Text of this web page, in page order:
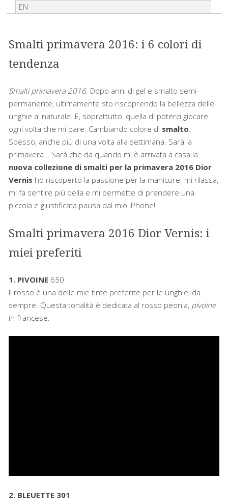
EN
Smalti primavera 2016: i 6 colori di
tendenza
Smalti primavera 2016. Dopo anni di gel e smalto semi-
permanente, ultimamente sto riscoprendo la bellezza delle
unghie al naturale. E, soprattutto, quella di poterci giocare
ogni volta che mi pare. Cambiando colore di smalto.
Spesso, anche più di una volta alla settimana. Sarà la
primavera… Sarà che da quando mi è arrivata a casa la
nuova collezione di smalti per la primavera 2016 Dior
Vernis ho riscoperto la passione per la manicure: mi rilassa,
mi fa sentire più bella e mi permette di prendere una
piccola e giustificata pausa dal mio iPhone!
Smalti primavera 2016 Dior Vernis: i
miei preferiti
1. PIVOINE 650
Il rosso è una delle mie tinte preferite per le unghie, da
sempre. Questa tonalità è dedicata al rosso peonia, pivoine
in francese.
2. BLEUETTE 301